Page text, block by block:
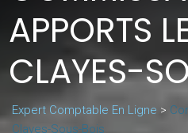
APPORTS
CLAYES-
Expert Comptable En Ligne >
Clayes-Sous-Bois